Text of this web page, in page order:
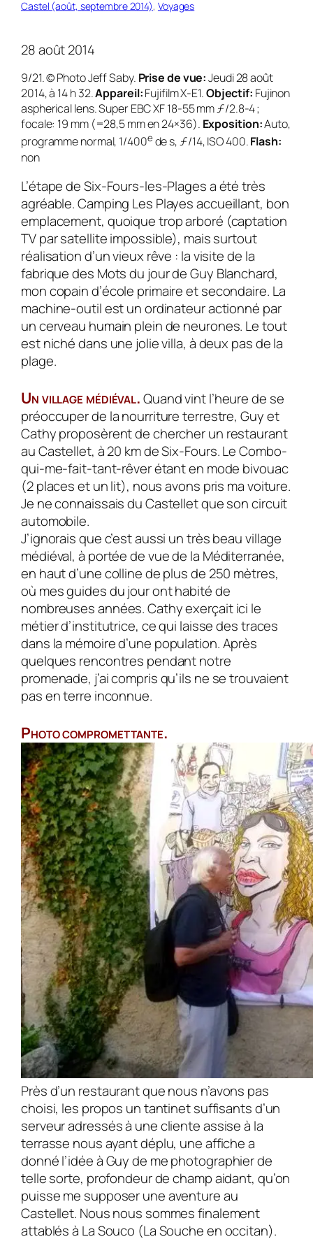
Castel (août, septembre 2014), Voyages
28 août 2014
9/21. © Photo Jeff Saby. Prise de vue:Jeudi 28 août
2014, à 14 h 32.Appareil:Fujifilm X-E1.Objectif: Fujinon
aspherical lens. Super EBC XF 18-55 mm ƒ/2.8-4 ;
focale: 19 mm (=28,5 mm en 24×36). Exposition:Auto,
programme normal, 1/400e de s, ƒ/14, ISO 400.Flash:
non
L’étape de Six-Fours-les-Plages a été très
agréa­ble. Camping Les Playes accueillant, bon
empla­cement, quoique trop arboré (captation
TV par satellite impossible), mais surtout
réalisation d’un vieux rêve : la visite de la
fabrique des Mots du jour de Guy Blanchard,
mon copain d’école primaire et secondaire. La
machine-outil est un ordinateur actionné par
un cerveau humain plein de neurones. Le tout
est niché dans une jolie villa, à deux pas de la
plage.
Un village médiéval.Quand vint l’heure de se
préoccuper de la nourriture terrestre, Guy et
Cathy proposèrent de chercher un restaurant
au Castellet, à 20 km de Six-Fours. Le Combo-
qui-me-fait-tant-rêver étant en mode bivouac
(2 places et un lit), nous avons pris ma voiture.
Je ne connaissais du Castellet que son circuit
automobile.
J’ignorais que c’est aussi un très beau village
médiéval, à portée de vue de la Méditerranée,
en haut d’une colline de plus de 250 mètres,
où mes guides du jour ont habité de
nombreuses années. Cathy exerçait ici le
métier d’institutrice, ce qui laisse des traces
dans la mé­moire d’une population. Après
quelques rencon­tres pendant notre
promenade, j’ai compris qu’ils ne se trouvaient
pas en terre inconnue.
Photo compromettante.
Près d’un restaurant que nous n’avons pas
choisi, les propos un tantinet suffi­sants d’un
serveur adressés à une cliente assise à la
terrasse nous ayant déplu, une affiche a
donné l’idée à Guy de me photographier de
telle sorte, profondeur de champ aidant, qu’on
puisse me supposer une aventure au
Castellet. Nous nous sommes finalement
attablés à La Souco (La Souche en occitan).